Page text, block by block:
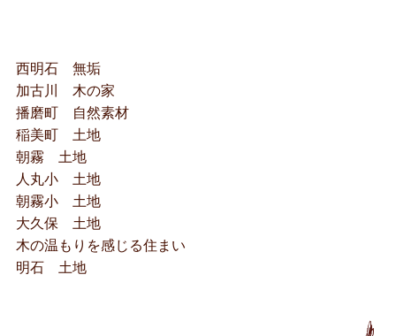
西明石 無垢
加古川 木の家
播磨町 自然素材
稲美町 土地
朝霧 土地
人丸小 土地
朝霧小 土地
大久保 土地
木の温もりを感じる住まい
明石 土地